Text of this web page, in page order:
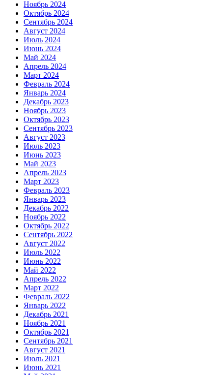
Ноябрь 2024
Октябрь 2024
Сентябрь 2024
Август 2024
Июль 2024
Июнь 2024
Май 2024
Апрель 2024
Март 2024
Февраль 2024
Январь 2024
Декабрь 2023
Ноябрь 2023
Октябрь 2023
Сентябрь 2023
Август 2023
Июль 2023
Июнь 2023
Май 2023
Апрель 2023
Март 2023
Февраль 2023
Январь 2023
Декабрь 2022
Ноябрь 2022
Октябрь 2022
Сентябрь 2022
Август 2022
Июль 2022
Июнь 2022
Май 2022
Апрель 2022
Март 2022
Февраль 2022
Январь 2022
Декабрь 2021
Ноябрь 2021
Октябрь 2021
Сентябрь 2021
Август 2021
Июль 2021
Июнь 2021